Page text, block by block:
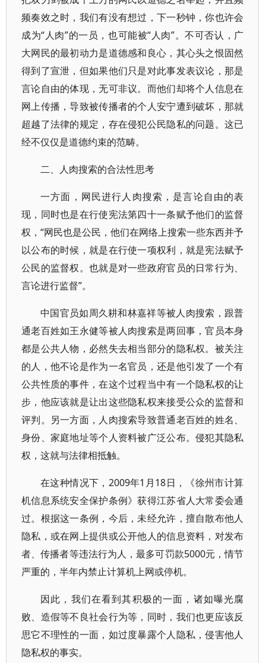
频奏效之时，我们有没有想过，下一秒钟，你也许会
成为“人肉”的一员，也可能被“人肉”。不可否认，广
大网民的最初动力是道德感和良心，其心头之恨固然
得到了宣泄，但如果他们只是对此事发表议论，那是
言论自由的体现，无可非议。而他们却将个人信息在
网上传播，导致被传播者的个人安宁遭到破坏，那就
超越了法律的规定，存在侵犯公民隐私的问题。这已
经不仅仅是道德约束的范畴。
二、人肉搜索的合法性思考
一方面，网民进行人肉搜索，是言论自由的表
现，同时也是在行使宪法第四十一条赋予他们的监督
权，“网民也是公民，他们在网络上搜索一些东西并予
以公布的时候，就是在行使一项权利，就是宪法赋予
公民的监督权。也就是对一些政府官员的日常行为、
言论进行监督”。
中国官员如周久耕和林嘉祥等被人肉搜索，跟普
通老百姓如王永健等被人肉搜索是两回事，官员本身
都是公共人物，必然失去相当部分的隐私权。被关注
的人，他不论是作为一名官员，还是他引发了一个有
公共性质的事件，在这个过程当中有一个隐私权的让
步，他应该就是让出这些隐私权来接受公众的监督和
评判。另一方面，人肉搜索导致普通老百姓的姓名、
身份、家庭地址等个人资料被广泛公布。侵犯其隐私
权，这就与法律相抵触。
在这种情况下，2009年1月18日，《徐州市计算
机信息系统安全保护条例》获得江苏省人大常委会通
过。根据这一条例，今后，未经允许，擅自散布他人
隐私，或在网上提供或公开他人的信息资料，对发布
者、传播者等违法行为人，最多可罚款5000元，情节
严重的，半年内禁止计算机上网或停机。
因此，我们在看到其积极的一面，诸如曝光腐
败、造假等不良社会行为等，同时，我们也更应该反
思它不理性的一面，如过度暴露个人隐私，侵害他人
隐私权的事实。